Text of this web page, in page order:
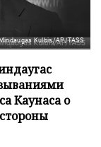
Kulbis/AP/TASS
Каунаса о